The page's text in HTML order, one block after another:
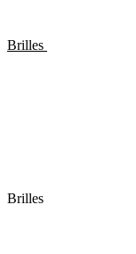
Brilles
Brilles